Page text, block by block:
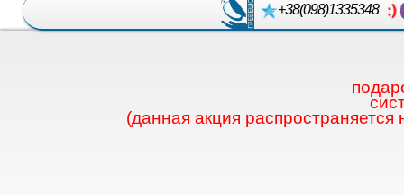
+38(098)1335348
(данная акция